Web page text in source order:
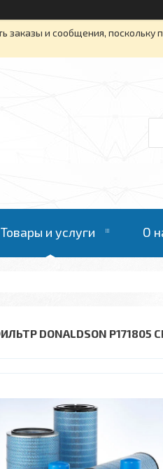
заказы и сообщения,
Товары и услуги О
DONALDSON P171805